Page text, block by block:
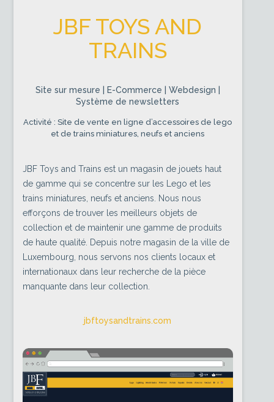
JBF TOYS AND
TRAINS
Site sur mesure | E-Commerce | Webdesign |
Système de newsletters
Activité : Site de vente en ligne d’accessoires de lego
et de trains miniatures, neufs et anciens
JBF Toys and Trains est un magasin de jouets haut
de gamme qui se concentre sur les Lego et les
trains miniatures, neufs et anciens. Nous nous
efforçons de trouver les meilleurs objets de
collection et de maintenir une gamme de produits
de haute qualité. Depuis notre magasin de la ville de
Luxembourg, nous servons nos clients locaux et
internationaux dans leur recherche de la pièce
manquante dans leur collection.
jbftoysandtrains.com